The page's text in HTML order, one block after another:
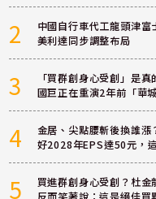
2
中國自行車代工龍頭津
美利達同步調整布局
3
「買群創身心受創」是
國巨正在重演2年前「華
4
金居、尖點腰斬後換誰
好2028年EPS達50元，
5
買進群創身心受創？杜